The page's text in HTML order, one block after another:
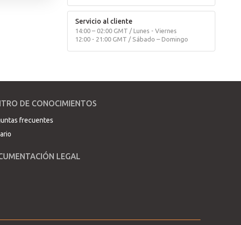
Servicio al cliente
14:00 – 02:00 GMT / Lunes - Viernes
12:00 - 21:00 GMT / Sábado – Domingo
DE CONOCIMIENTOS
frecuentes
LEGAL